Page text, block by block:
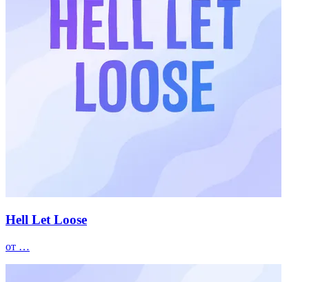
Hell Let Loose
от …